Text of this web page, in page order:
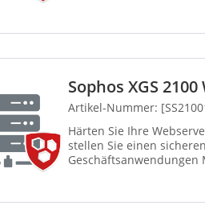
Sophos XGS
Artikel-Nummer:
Härten Sie Ihre
stellen Sie einen